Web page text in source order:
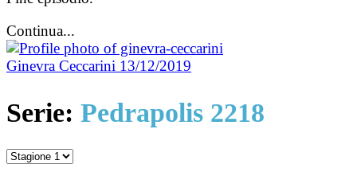
Continua...
Ginevra Ceccarini 13/12/2019
Serie: Pedrapolis 2218